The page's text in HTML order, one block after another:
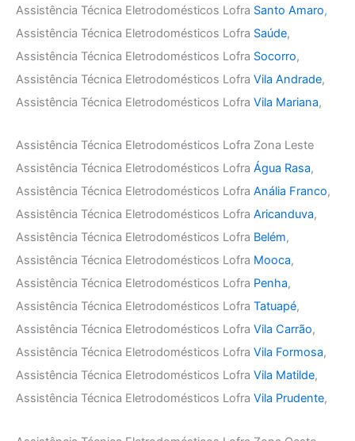
Assistência Técnica Eletrodomésticos Lofra Santo Amaro,
Assistência Técnica Eletrodomésticos Lofra Saúde,
Assistência Técnica Eletrodomésticos Lofra Socorro,
Assistência Técnica Eletrodomésticos Lofra Vila Andrade,
Assistência Técnica Eletrodomésticos Lofra Vila Mariana,
Assistência Técnica Eletrodomésticos Lofra Zona Leste
Assistência Técnica Eletrodomésticos Lofra Água Rasa,
Assistência Técnica Eletrodomésticos Lofra Anália Franco,
Assistência Técnica Eletrodomésticos Lofra Aricanduva,
Assistência Técnica Eletrodomésticos Lofra Belém,
Assistência Técnica Eletrodomésticos Lofra Mooca,
Assistência Técnica Eletrodomésticos Lofra Penha,
Assistência Técnica Eletrodomésticos Lofra Tatuapé,
Assistência Técnica Eletrodomésticos Lofra Vila Carrão,
Assistência Técnica Eletrodomésticos Lofra Vila Formosa,
Assistência Técnica Eletrodomésticos Lofra Vila Matilde,
Assistência Técnica Eletrodomésticos Lofra Vila Prudente,